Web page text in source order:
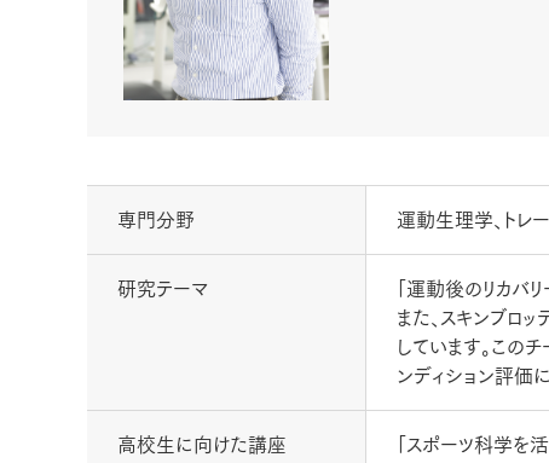
専門分野 運動生理学、トレ
研究テーマ
「運動後のリカバ
また、スキンブロ
しています。この
ンディション評価
高校生に向けた講座
「スポーツ科学を